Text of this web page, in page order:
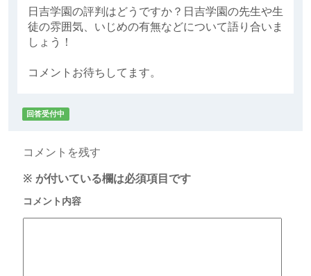
日吉学園の評判はどうですか？日吉学園の先生や生
徒の雰囲気、いじめの有無などについて語り合いま
しょう！
コメントお待ちしてます。
回答受付中
コメントを残す
※ が付いている欄は必須項目です